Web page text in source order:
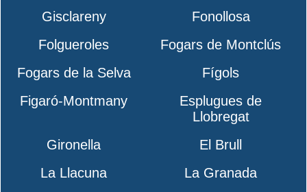
Gisclareny
Fonollosa
Folgueroles
Fogars de Montclús
Fogars de la Selva
Fígols
Figaró-Montmany
Esplugues de
Llobregat
Gironella
El Brull
La Llacuna
La Granada